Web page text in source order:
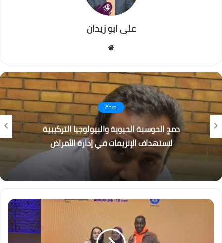
على ابو زيدان
صحة
دمج الحوسبة الحيوية والبيولوجيا التركيبية
لاستهداف الإنزيمات في إدارة الأمراض